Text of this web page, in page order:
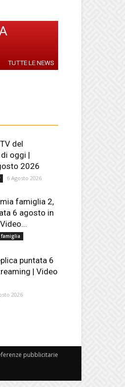
TUTTE LE NEWS
del
oggi |
2026
6 Agosto 2026
famiglia 2,
6 agosto in
puntata 6
| Video
2026
pubblicitarie